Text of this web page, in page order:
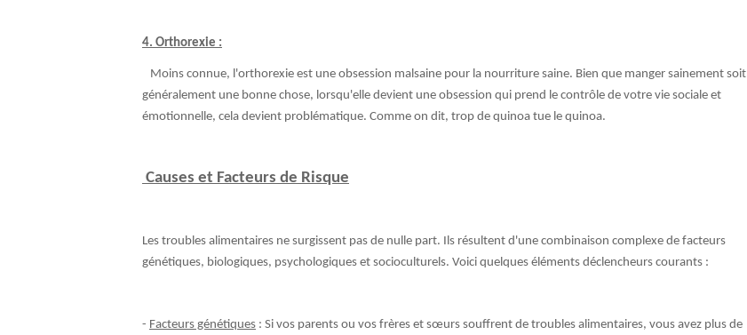
4. Orthorexie :
Moins connue, l'orthorexie est une obsession malsaine pour la nourriture saine. Bien que manger sainement soit
généralement une bonne chose, lorsqu'elle devient une obsession qui prend le contrôle de votre vie sociale et
émotionnelle, cela devient problématique. Comme on dit, trop de quinoa tue le quinoa.
Causes et Facteurs de Risque
Les troubles alimentaires ne surgissent pas de nulle part. Ils résultent d'une combinaison complexe de facteurs
génétiques, biologiques, psychologiques et socioculturels. Voici quelques éléments déclencheurs courants :
- Facteurs génétiques : Si vos parents ou vos frères et sœurs souffrent de troubles alimentaires, vous avez plus de